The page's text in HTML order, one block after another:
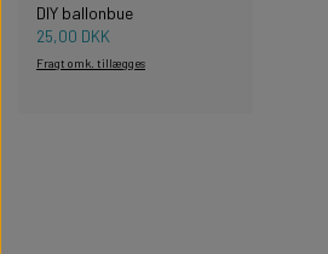
DIY ballonbue
25,00 DKK
Fragt omk. tillægges